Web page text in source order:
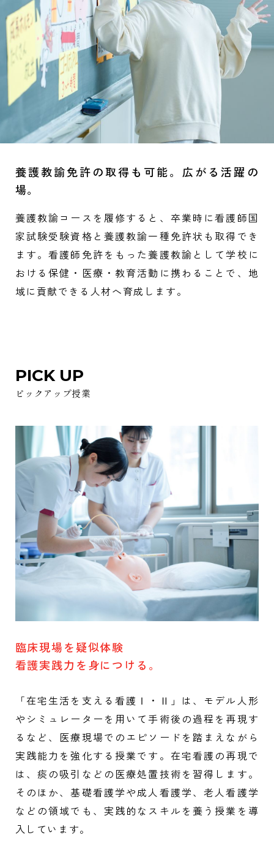
養護教諭免許の取得も可能。広がる活躍の
場。
養護教諭コースを履修すると、卒業時に看護師国
家試験受験資格と養護教諭一種免許状も取得でき
ます。看護師免許をもった養護教諭として学校に
おける保健・医療・教育活動に携わることで、地
域に貢献できる人材へ育成します。
PICK UP
ピックアップ授業
臨床現場を疑似体験
看護実践力を身につける。
「在宅生活を支える看護Ⅰ・Ⅱ」は、モデル人形
やシミュレーターを用いて手術後の過程を再現す
るなど、医療現場でのエピソードを踏まえながら
実践能力を強化する授業です。在宅看護の再現で
は、痰の吸引などの医療処置技術を習得します。
そのほか、基礎看護学や成人看護学、老人看護学
などの領域でも、実践的なスキルを養う授業を導
入しています。